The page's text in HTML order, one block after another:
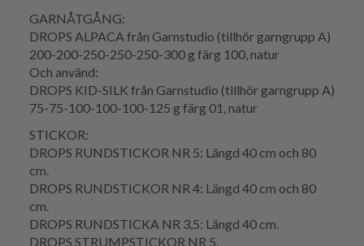
GARNÅTGÅNG:
DROPS ALPACA från Garnstudio (tillhör garngrupp A)
200-200-250-250-250-300 g färg 100, natur
Och använd:
DROPS KID-SILK från Garnstudio (tillhör garngrupp A)
75-75-100-100-100-125 g färg 01, natur
STICKOR:
DROPS RUNDSTICKOR NR 5: Längd 40 cm och 80
cm.
DROPS RUNDSTICKOR NR 4: Längd 40 cm och 80
cm.
DROPS RUNDSTICKA NR 3,5: Längd 40 cm.
DROPS STRUMPSTICKOR NR 5.